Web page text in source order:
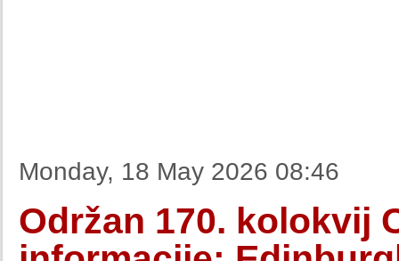
Monday, 18 May 2026 08:46
Održan 170. kolokvij